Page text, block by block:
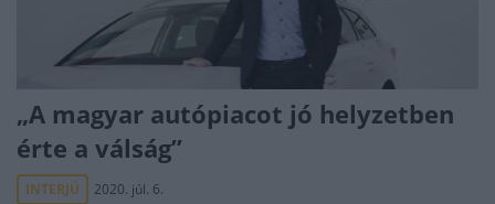
„A magyar autópiacot jó helyzetben
érte a válság”
INTERJÚ 2020. júl. 6.